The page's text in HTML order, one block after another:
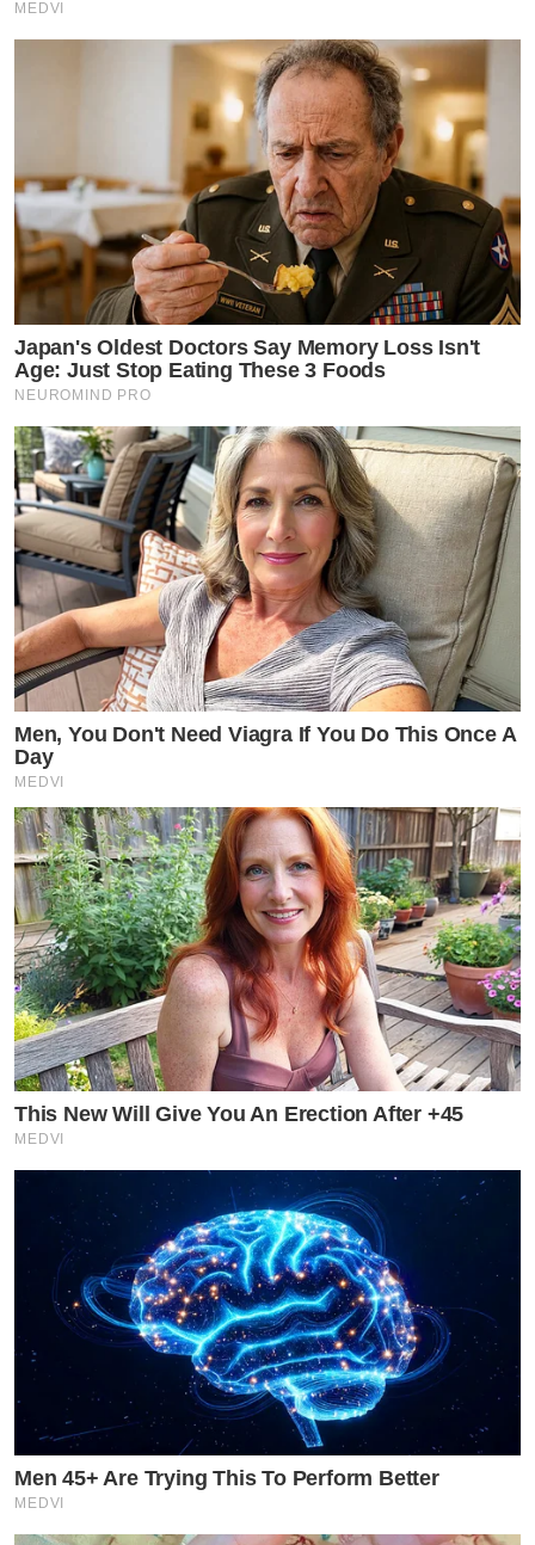
MEDVI
Japan's Oldest Doctors Say Memory Loss Isn't
Age: Just Stop Eating These 3 Foods
NEUROMIND PRO
Men, You Don't Need Viagra If You Do This Once A
Day
MEDVI
This New Will Give You An Erection After +45
MEDVI
Men 45+ Are Trying This To Perform Better
MEDVI